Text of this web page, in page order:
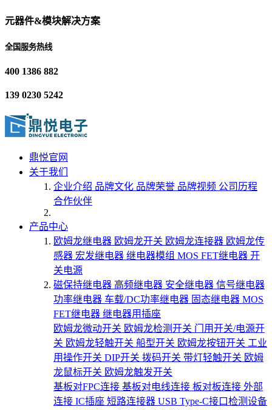
元器件&模块解决方案
全国服务热线
400 1386 882
139 0230 5242
鼎悦官网
关于我们
企业介绍 品牌文化 品牌荣誉 品牌视频 公司历程
合作伙伴
产品中心
欧姆龙继电器 欧姆龙开关 欧姆龙连接器 欧姆龙传
感器 宏发继电器 继电器模组 MOS FET继电器 开
关电源
磁保持继电器 高频继电器 安全继电器 信号继电器
功率继电器 车载/DC功率继电器 固态继电器 MOS
FET继电器 继电器用插座
欧姆龙微动开关 欧姆龙检测开关 门用开关/电源开
关 欧姆龙轻触开关 船型开关 欧姆龙按钮开关 工业
用操作开关 DIP开关 拨码开关 带灯轻触开关 欧姆
龙鼠标开关 欧姆龙触发开关
基板对FPC连接 基板对电线连接 板对板连接 外部
连接 IC插座 短路连接器 USB Type-C接口检测设备